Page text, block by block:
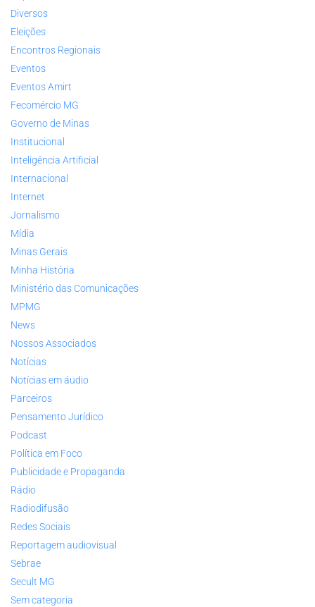
Diversos
Eleições
Encontros Regionais
Eventos
Eventos Amirt
Fecomércio MG
Governo de Minas
Institucional
Inteligência Artificial
Internacional
Internet
Jornalismo
Mídia
Minas Gerais
Minha História
Ministério das Comunicações
MPMG
News
Nossos Associados
Notícias
Notícias em áudio
Parceiros
Pensamento Jurídico
Podcast
Política em Foco
Publicidade e Propaganda
Rádio
Radiodifusão
Redes Sociais
Reportagem audiovisual
Sebrae
Secult MG
Sem categoria